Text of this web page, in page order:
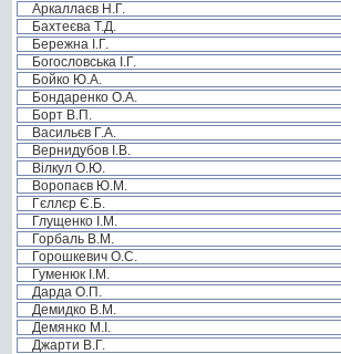
Аркаллаєв Н.Г.
Бахтеєва Т.Д.
Бережна І.Г.
Богословська І.Г.
Бойко Ю.А.
Бондаренко О.А.
Борт В.П.
Васильєв Г.А.
Вернидубов І.В.
Вілкул О.Ю.
Воропаєв Ю.М.
Гєллєр Є.Б.
Глущенко І.М.
Горбаль В.М.
Горошкевич О.С.
Гуменюк І.М.
Дарда О.П.
Демидко В.М.
Демянко М.І.
Джарти В.Г.